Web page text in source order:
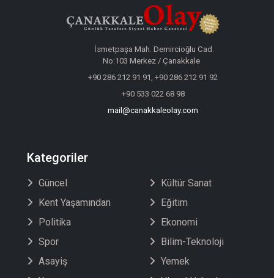
İsmetpaşa Mah. Demircioğlu Cad.
No:103 Merkez / Çanakkale
+90 286 212 91 91, +90 286 212 91 92
+90 533 022 68 98
mail@canakkaleolay.com
Kategoriler
Güncel
Kent Yaşamından
Politika
Spor
Asayiş
Kültür Sanat
Eğitim
Ekonomi
Bilim-Teknoloji
Yemek